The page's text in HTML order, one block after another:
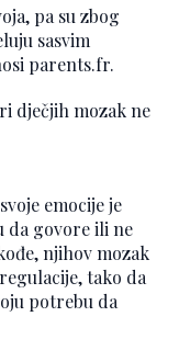
pa su zbog
sasvim
parents.fr.
dječjih mozak ne
emocije je
da govore ili ne
njihov mozak
tako da
potrebu da